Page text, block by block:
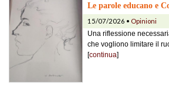
Le parole educano e
15/07/2026 • Opinioni
Una riflessione
che vogliono limitare il
[continua]